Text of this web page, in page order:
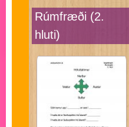
Rúmfræði (2.
hluti)